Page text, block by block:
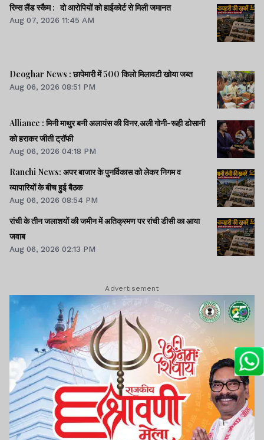
रिम्स लैंड स्कैम : दो आरोपियों को हाईकोर्ट से मिली जमानत
Aug 07, 2026 11:45 AM
Deoghar News : छापेमारी में 500 किलो मिलावटी खोया जब्त
Aug 06, 2026 08:51 PM
Alliance : मिनी माथुर बनी अलायंस की विनर,अली गोनी-रूही डोसानी
को हराकर जीती ट्रॉफी
Aug 06, 2026 04:18 PM
Ranchi News: अपर बाजार के पुनर्विकास को लेकर निगम व
व्यापारियों के बीच हुई बैठक
Aug 06, 2026 08:54 PM
रांची के तीन जलाशयों की जमीन में अतिक्रमण पर रांची डीसी का आया
जवाब
Aug 06, 2026 02:13 PM
Advertisement